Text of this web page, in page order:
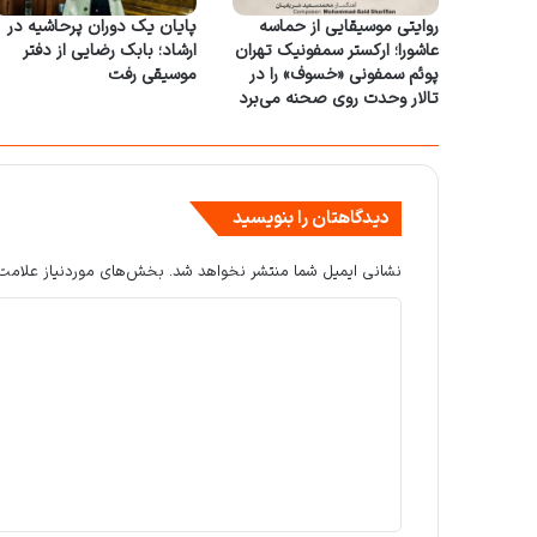
روایتی موسیقایی از حماسه
عاشورا؛ ارکستر سمفونیک تهران
پوئم سمفونی «خسوف» را در
تالار وحدت روی صحنه می‌برد
پایان یک دوران پرحاشیه در
ارشاد؛ بابک رضایی از دفتر
موسیقی رفت
دیدگاهتان را بنویسید
نشانی ایمیل شما منتشر نخواهد شد. بخش‌های موردنیاز
*